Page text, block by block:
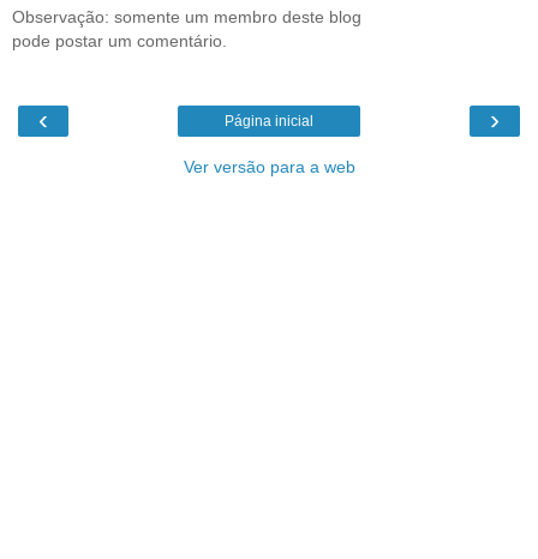
Observação: somente um membro deste blog
pode postar um comentário.
‹ ›
Página inicial
Ver versão para a web